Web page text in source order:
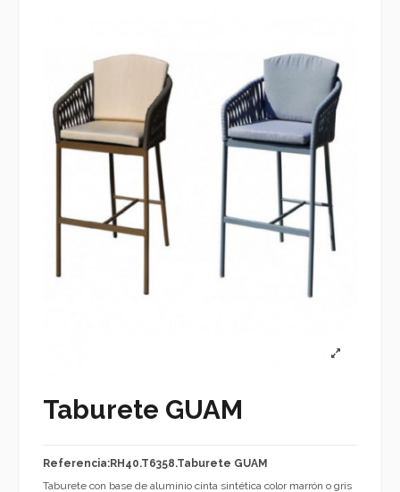
Taburete GUAM
Referencia:RH40.T6358.Taburete GUAM
Taburete con base de aluminio cinta sintética color marrón o gris